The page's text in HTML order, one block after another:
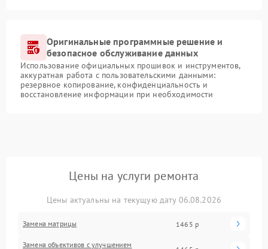
Оригинальные программные решение и
безопасное обслуживание данных
Использование официальных прошивок и инструментов,
аккуратная работа с пользовательскими данными:
резервное копирование, конфиденциальность и
восстановление информации при необходимости
Цены на услуги ремонта
Цены актуальны на текущую дату 06.08.2026
Замена матрицы 1465 р
Замена объективов с улучшением